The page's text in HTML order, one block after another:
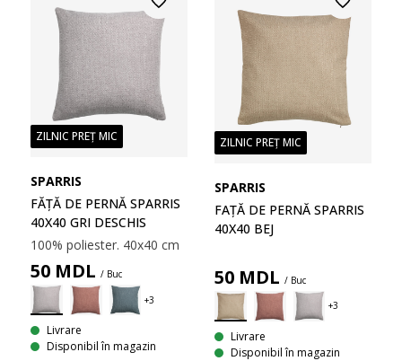
ZILNIC PREȚ MIC
SPARRIS
FĂȚĂ DE PERNĂ SPARRIS
40X40 GRI DESCHIS
100% poliester. 40x40 cm
50 MDL / Buc
Livrare
Disponibil în magazin
ZILNIC PREȚ MIC
SPARRIS
FAȚĂ DE PERNĂ SPARRIS
40X40 BEJ
50 MDL / Buc
Livrare
Disponibil în magazin